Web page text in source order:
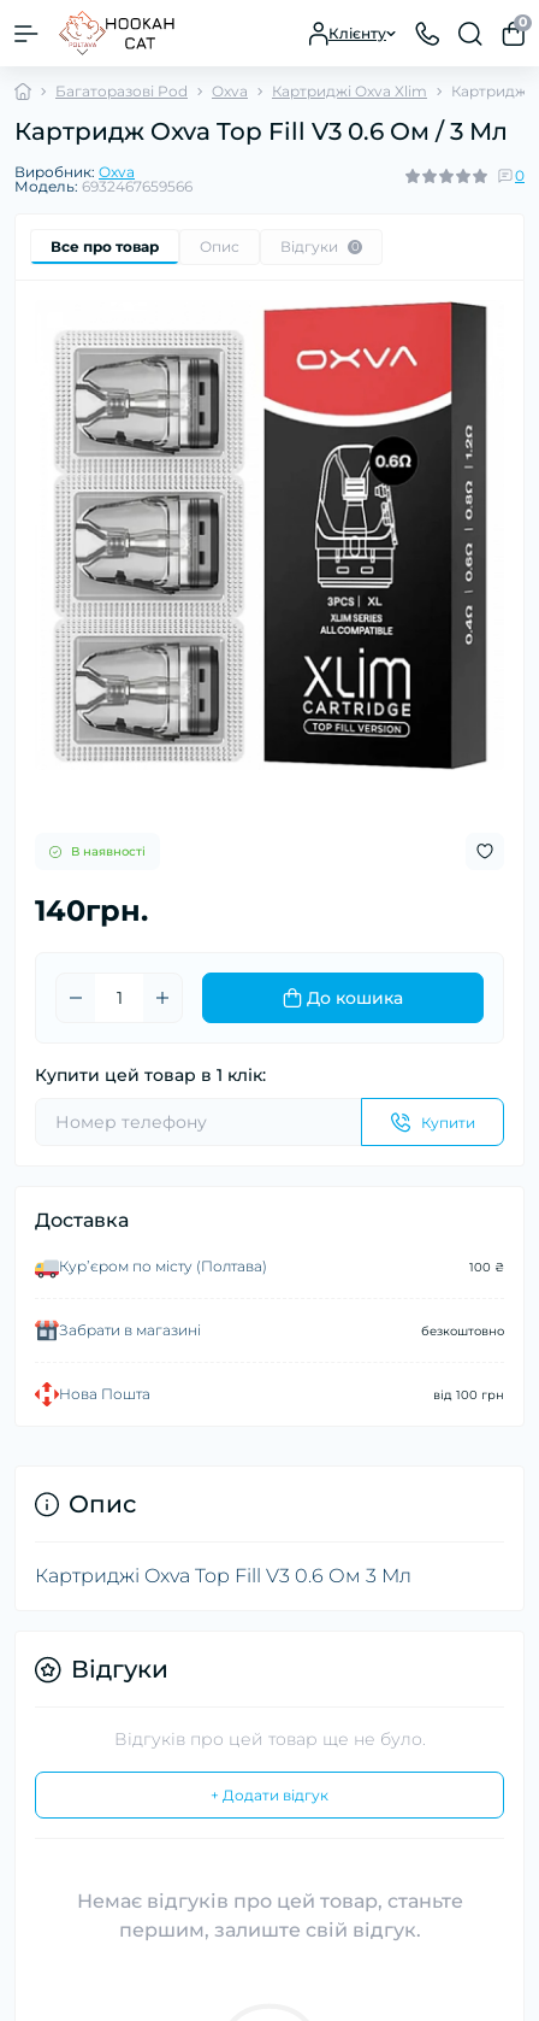
Клієнту
0
Багаторазові Pod Oxva Картриджі Oxva Xlim Картридж
Картридж Oxva Top Fill V3 0.6 Ом / 3 Мл
Виробник: Oxva
Модель: 6932467659566
0
Все про товар Опис Відгуки 0
В наявності
140грн.
До кошика
Купити цей товар в 1 клік:
Купити
Доставка
Курʼєром по місту (Полтава) 100 ₴
Забрати в магазині безкоштовно
Нова Пошта від 100 грн
Опис
Картриджі Oxva Top Fill V3 0.6 Ом 3 Мл
Відгуки
Відгуків про цей товар ще не було.
+ Додати відгук
Немає відгуків про цей товар, станьте
першим, залиште свій відгук.